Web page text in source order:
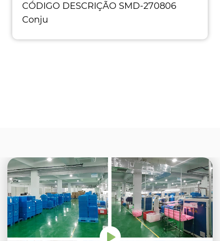
CÓDIGO DESCRIÇÃO SMD-270806
Conju